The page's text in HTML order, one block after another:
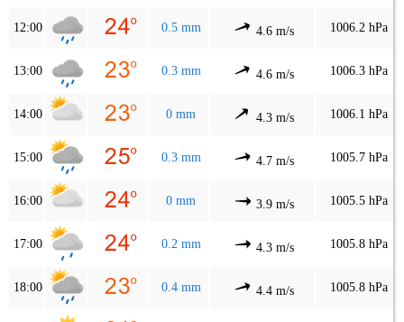
12:00 0.5 mm 4.6 m/s 1006.2 hPa
13:00 0.3 mm 4.6 m/s 1006.3 hPa
14:00 0 mm 4.3 m/s 1006.1 hPa
15:00 0.3 mm 4.7 m/s 1005.7 hPa
16:00 0 mm 3.9 m/s 1005.5 hPa
17:00 0.2 mm 4.3 m/s 1005.8 hPa
18:00 0.4 mm 4.4 m/s 1005.8 hPa